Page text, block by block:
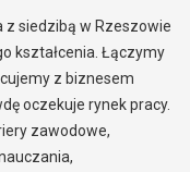
z siedzibą w Rzeszowie
kształcenia. Łączymy
z biznesem
oczekuje rynek pracy.
zawodowe,